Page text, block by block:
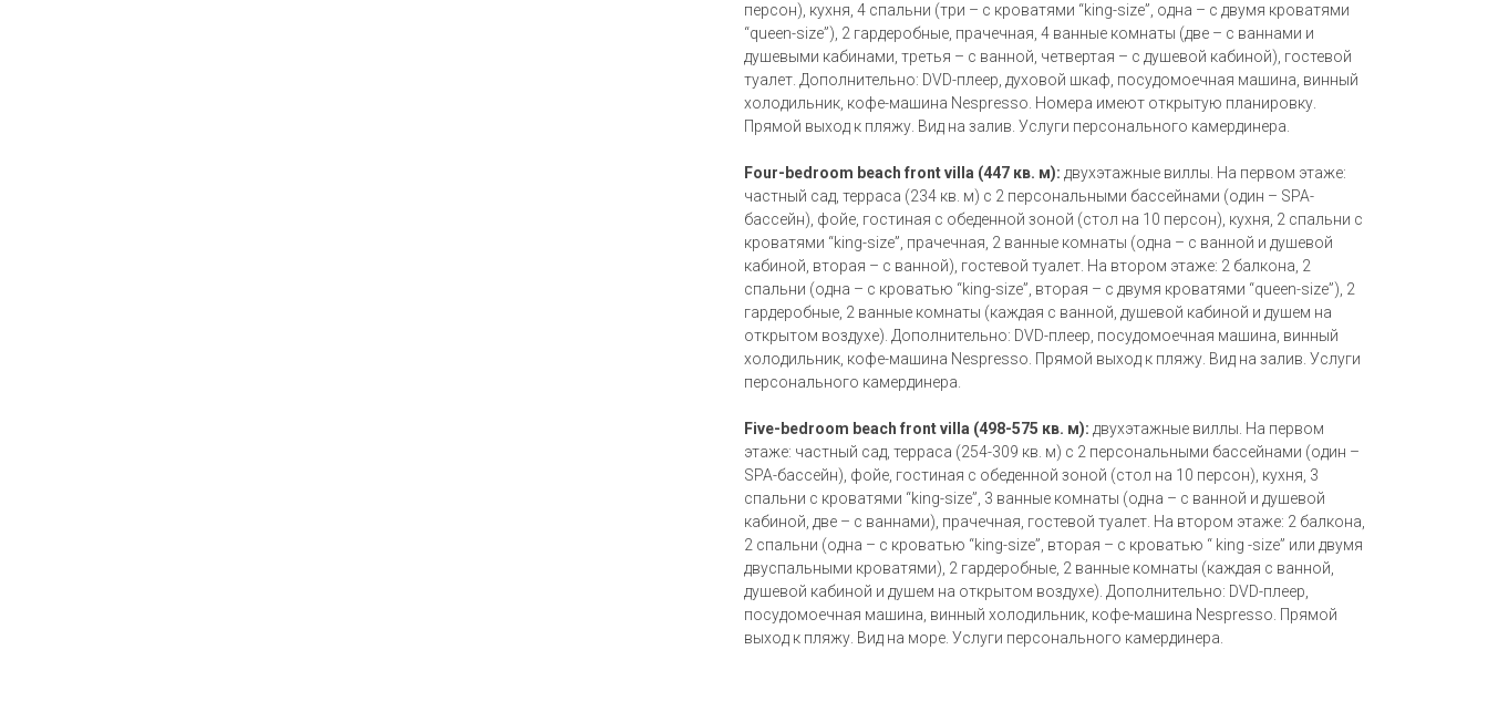
персон), кухня, 4 спальни (три – с кроватями “king-size”, одна – с двумя кроватями
“queen-size”), 2 гардеробные, прачечная, 4 ванные комнаты (две – с ваннами и
душевыми кабинами, третья – с ванной, четвертая – с душевой кабиной), гостевой
туалет. Дополнительно: DVD-плеер, духовой шкаф, посудомоечная машина, винный
холодильник, кофе-машина Nespresso. Номера имеют открытую планировку.
Прямой выход к пляжу. Вид на залив. Услуги персонального камердинера.
Four-bedroom beach front villa (447 кв. м): двухэтажные виллы. На первом этаже:
частный сад, терраса (234 кв. м) с 2 персональными бассейнами (один – SPA-
бассейн), фойе, гостиная с обеденной зоной (стол на 10 персон), кухня, 2 спальни с
кроватями “king-size”, прачечная, 2 ванные комнаты (одна – с ванной и душевой
кабиной, вторая – с ванной), гостевой туалет. На втором этаже: 2 балкона, 2
спальни (одна – с кроватью “king-size”, вторая – с двумя кроватями “queen-size”), 2
гардеробные, 2 ванные комнаты (каждая с ванной, душевой кабиной и душем на
открытом воздухе). Дополнительно: DVD-плеер, посудомоечная машина, винный
холодильник, кофе-машина Nespresso. Прямой выход к пляжу. Вид на залив. Услуги
персонального камердинера.
Five-bedroom beach front villa (498-575 кв. м): двухэтажные виллы. На первом
этаже: частный сад, терраса (254-309 кв. м) с 2 персональными бассейнами (один –
SPA-бассейн), фойе, гостиная с обеденной зоной (стол на 10 персон), кухня, 3
спальни с кроватями “king-size”, 3 ванные комнаты (одна – с ванной и душевой
кабиной, две – с ваннами), прачечная, гостевой туалет. На втором этаже: 2 балкона,
2 спальни (одна – с кроватью “king-size”, вторая – с кроватью “ king -size” или двумя
двуспальными кроватями), 2 гардеробные, 2 ванные комнаты (каждая с ванной,
душевой кабиной и душем на открытом воздухе). Дополнительно: DVD-плеер,
посудомоечная машина, винный холодильник, кофе-машина Nespresso. Прямой
выход к пляжу. Вид на море. Услуги персонального камердинера.